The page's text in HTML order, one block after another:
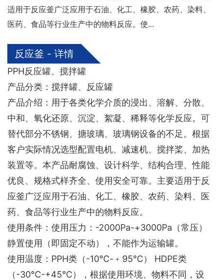
适用于反应釜广泛应用于石油、化工、橡胶、农药、染料、
医药、食品等行业生产中的物料反应。使...
反应釜 - 详情
PPH反应罐、搅拌罐
产品分类：搅拌罐、反应罐
产品介绍：用于各类化学介质的浸出、溶解、分散、
中和、氧化还原、沉淀、絮凝、稀释等化学反应。可
替代部分不锈钢、搪玻璃、玻璃钢设备的不足。根据
客户实际情况选型配置电机、减速机、搅拌桨、加热
装置等。本产品耐腐蚀、设计科学、结构合理、性能
优良、规格式样齐全、使用安全可靠。主要适用于反
应釜广泛应用于石油、化工、橡胶、农药、染料、医
药、食品等行业生产中的物料反应。
使用条件：使用压力：-2000Pa-+3000Pa（常压）
静置使用（即固定不动），不能作为运输罐。
使用温度：PPH类（-10℃-﹢95℃） HDPE类
（-30℃-+45℃），根据使用环境、物料不同，设